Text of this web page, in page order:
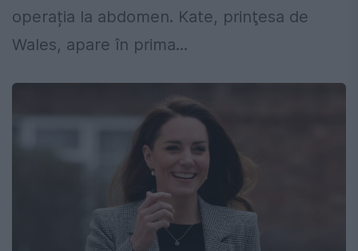
operația la abdomen. Kate, prinţesa de
Wales, apare în prima...